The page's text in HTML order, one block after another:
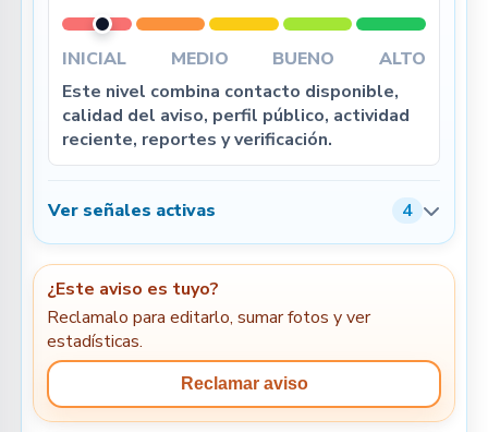
INICIAL MEDIO BUENO
ALTO
Este nivel combina contacto disponible,
calidad del aviso, perfil público, actividad
reciente, reportes y verificación.
Ver señales activas 4
¿Este aviso es tuyo?
Reclamalo para editarlo, sumar fotos y ver
estadísticas.
Reclamar aviso